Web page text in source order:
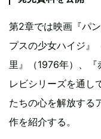
第2章では映画『パ
プスの少女ハイジ』
里』（1976年）、
レビシリーズを通し
たちの心を解放する
作を紹介する。